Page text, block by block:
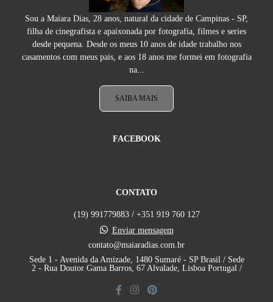
Sou a Maiara Dias, 28 anos, natural da cidade de Campinas - SP,
filha de cinegrafista e apaixonada por fotografia, filmes e series
desde pequena. Desde os meus 10 anos de idade trabalho nos
casamentos com meus pais, e aos 18 anos me formei em fotografia
na...
SAIBA MAIS
FACEBOOK
CONTATO
(19) 991779883 / +351 919 760 127
Enviar mensagem
contato@maiaradias.com.br
Sede 1 - Avenida da Amizade, 1480 Sumaré - SP Brasil / Sede
2 - Rua Doutor Gama Barros, 67 Alvalade, Lisboa Portugal /